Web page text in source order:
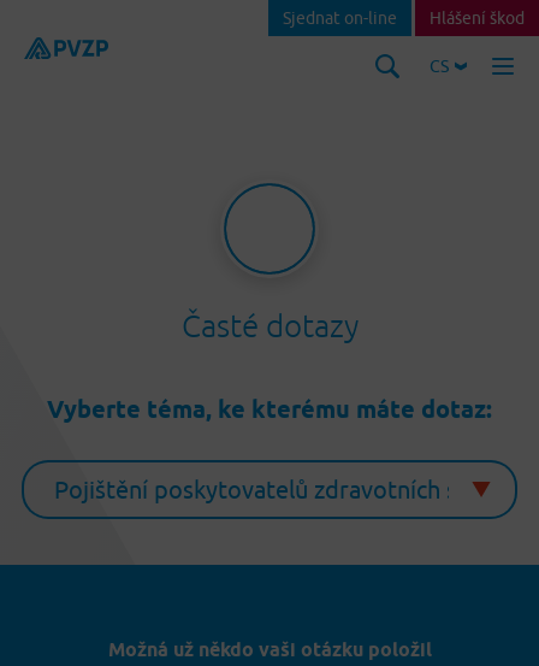
CS
Sjednat on-line Hlášení škod
Časté dotazy
Vyberte téma, ke kterému máte dotaz:
Možná už někdo vaši otázku položil